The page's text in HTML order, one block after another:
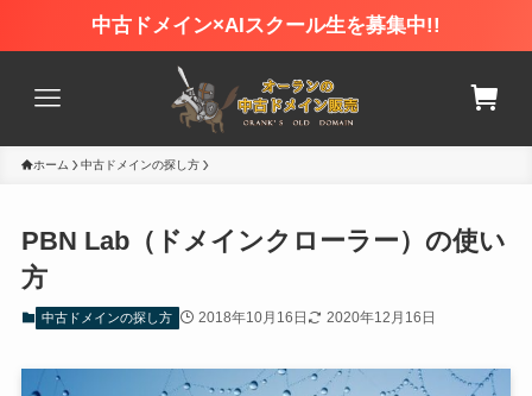
中古ドメイン×AIスクール生を募集中!!
ホーム 中古ドメインの探し方
PBN Lab（ドメインクローラー）の使い
方
中古ドメインの探し方 2018年10月16日 2020年12月16日